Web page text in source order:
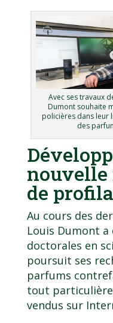
Avec ses travaux
Dumont souhaite
policières dans leur
des
nouvelle
de
Au cours des
Louis Dumont a
doctorales en
poursuit ses
parfums
tout
vendus sur